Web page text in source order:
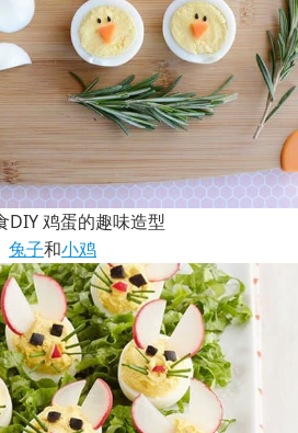
DIY 鸡蛋的趣味造型
兔子和小鸡